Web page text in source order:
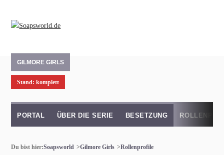
GILMORE GIRLS
Stand: komplett
PORTAL ÜBER DIE SERIE BESETZUNG
Du bist hier:Soapsworld Gilmore Girls Rollenprofile